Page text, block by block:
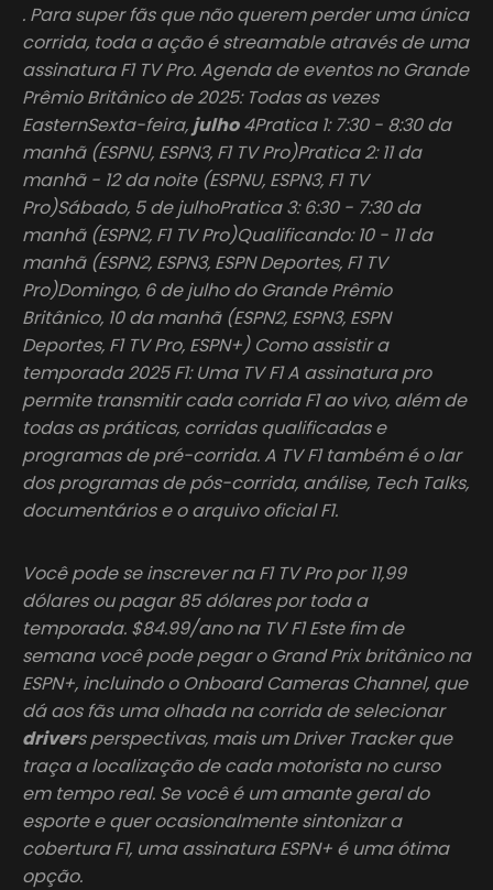
. Para super fãs que não querem perder uma única
corrida, toda a ação é streamable através de uma
assinatura F1 TV Pro. Agenda de eventos no Grande
Prêmio Britânico de 2025: Todas as vezes
EasternSexta-feira, julho4Pratica 1: 7:30 - 8:30 da
manhã (ESPNU, ESPN3, F1 TV Pro)Pratica 2: 11 da
manhã - 12 da noite (ESPNU, ESPN3, F1 TV
Pro)Sábado, 5 de julhoPratica 3: 6:30 - 7:30 da
manhã (ESPN2, F1 TV Pro)Qualificando: 10 - 11 da
manhã (ESPN2, ESPN3, ESPN Deportes, F1 TV
Pro)Domingo, 6 de julho do Grande Prêmio
Britânico, 10 da manhã (ESPN2, ESPN3, ESPN
Deportes, F1 TV Pro, ESPN+) Como assistir a
temporada 2025 F1: Uma TV F1 A assinatura pro
permite transmitir cada corrida F1 ao vivo, além de
todas as práticas, corridas qualificadas e
programas de pré-corrida. A TV F1 também é o lar
dos programas de pós-corrida, análise, Tech Talks,
documentários e o arquivo oficial F1.
Você pode se inscrever na F1 TV Pro por 11,99
dólares ou pagar 85 dólares por toda a
temporada. $84.99/ano na TV F1 Este fim de
semana você pode pegar o Grand Prix britânico na
ESPN+, incluindo o Onboard Cameras Channel, que
dá aos fãs uma olhada na corrida de selecionar
drivers perspectivas, mais um Driver Tracker que
traça a localização de cada motorista no curso
em tempo real. Se você é um amante geral do
esporte e quer ocasionalmente sintonizar a
cobertura F1, uma assinatura ESPN+ é uma ótima
opção.